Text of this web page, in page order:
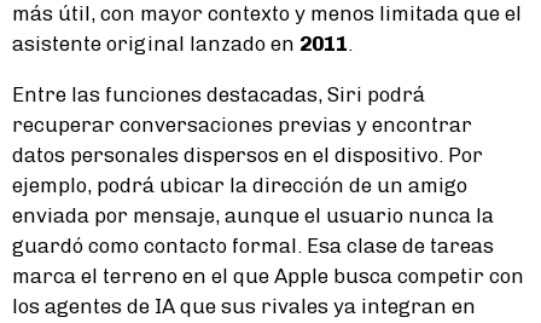
más útil, con mayor contexto y menos limitada que el
asistente original lanzado en 2011.
Entre las funciones destacadas, Siri podrá
recuperar conversaciones previas y encontrar
datos personales dispersos en el dispositivo. Por
ejemplo, podrá ubicar la dirección de un amigo
enviada por mensaje, aunque el usuario nunca la
guardó como contacto formal. Esa clase de tareas
marca el terreno en el que Apple busca competir con
los agentes de IA que sus rivales ya integran en